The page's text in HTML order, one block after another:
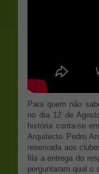
Para quem não
no dia 12 de
história conta-se
Arquitecto Pedro
reservada aos
fila a entrega do
perguntaram qual o